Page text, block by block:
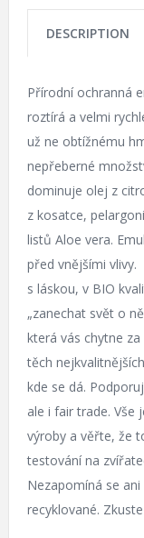
DESCRIPTION
Přírodní ochranná
roztírá a velmi
už ne obtížnému
nepřeberné
dominuje olej z
z kosatce,
listů Aloe vera.
před vnějšími
s láskou, v BIO
„zanechat svět o
která vás chytne
těch
kde se dá.
ale i fair trade. Vše
výroby a věřte, že
testování na
Nezapomíná se
recyklované.